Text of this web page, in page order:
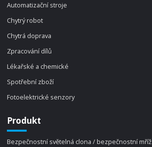
Automatizační stroje
Chytrý robot
Chytrá doprava
Zpracování dílů
Lékařské a chemické
Spotřební zboží
Fotoelektrické senzory
Produkt
Bezpečnostní světelná clona / bezpečnostní mříž